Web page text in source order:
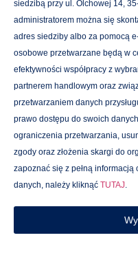
siedzibą przy ul. Olchowej 14,
administratorem można się
adres siedziby albo za pomocą
osobowe przetwarzane będą w
efektywności współpracy z
partnerem handlowym oraz
przetwarzaniem danych
prawo dostępu do swoich
ograniczenia przetwarzania,
zgody oraz złożenia skargi do
zapoznać się z pełną
danych, należy kliknąć TUTAJ.